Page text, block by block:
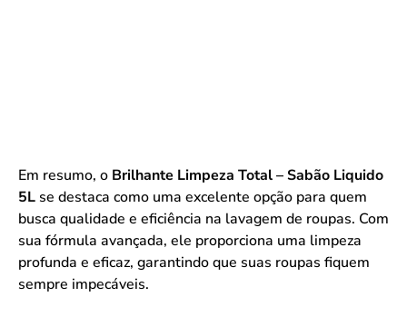
Em resumo, o Brilhante Limpeza Total – Sabão Liquido
5L se destaca como uma excelente opção para quem
busca qualidade e eficiência na lavagem de roupas. Com
sua fórmula avançada, ele proporciona uma limpeza
profunda e eficaz, garantindo que suas roupas fiquem
sempre impecáveis.